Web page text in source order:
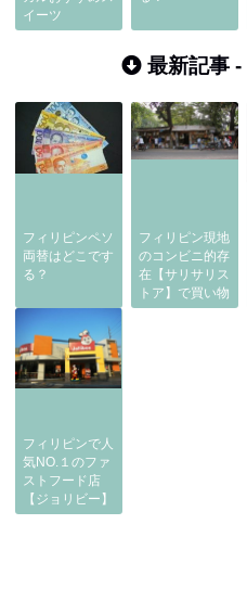
イーツ
最新記事 -
フィリピンペソ
両替はどこです
る？
フィリピン現地
のコンビニ的存
在【サリサリス
トア】で買い物
フィリピンで人
気NO.１のファ
ストフード店
【ジョリビー】